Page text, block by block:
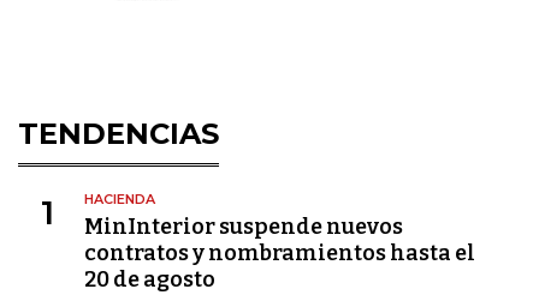
TENDENCIAS
1 HACIENDA
MinInterior suspende nuevos
contratos y nombramientos hasta el
20 de agosto